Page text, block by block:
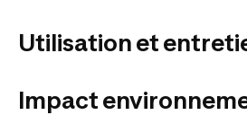
Utilisation et
Impact